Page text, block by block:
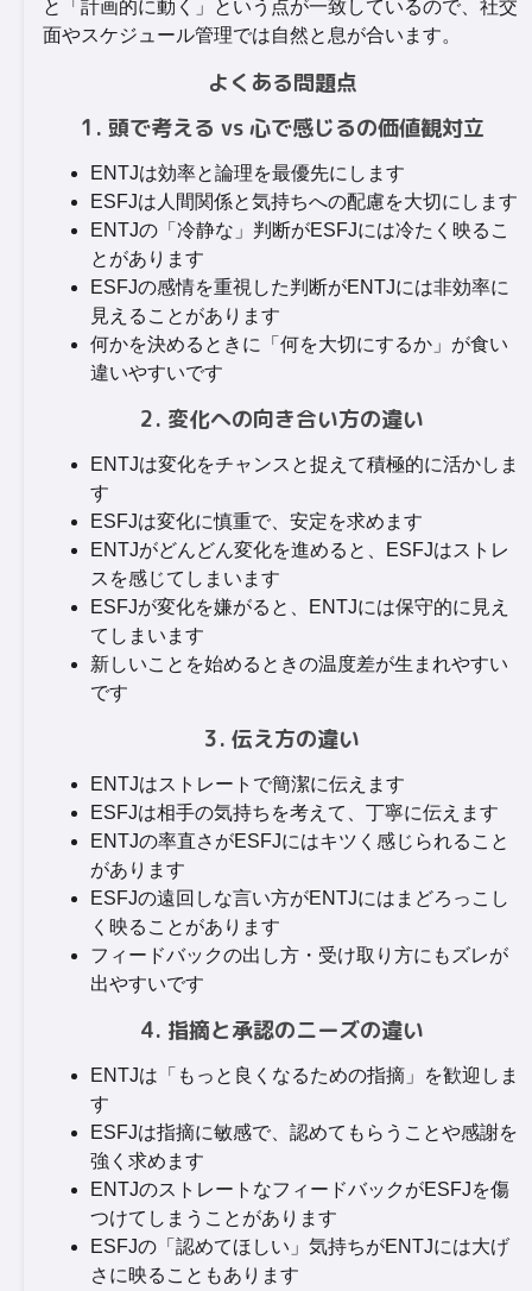
と「計画的に動く」という点が一致しているので、社交
面やスケジュール管理では自然と息が合います。
よくある問題点
1. 頭で考える vs 心で感じるの価値観対立
ENTJは効率と論理を最優先にします
ESFJは人間関係と気持ちへの配慮を大切にします
ENTJの「冷静な」判断がESFJには冷たく映るこ
とがあります
ESFJの感情を重視した判断がENTJには非効率に
見えることがあります
何かを決めるときに「何を大切にするか」が食い
違いやすいです
2. 変化への向き合い方の違い
ENTJは変化をチャンスと捉えて積極的に活かしま
す
ESFJは変化に慎重で、安定を求めます
ENTJがどんどん変化を進めると、ESFJはストレ
スを感じてしまいます
ESFJが変化を嫌がると、ENTJには保守的に見え
てしまいます
新しいことを始めるときの温度差が生まれやすい
です
3. 伝え方の違い
ENTJはストレートで簡潔に伝えます
ESFJは相手の気持ちを考えて、丁寧に伝えます
ENTJの率直さがESFJにはキツく感じられること
があります
ESFJの遠回しな言い方がENTJにはまどろっこし
く映ることがあります
フィードバックの出し方・受け取り方にもズレが
出やすいです
4. 指摘と承認のニーズの違い
ENTJは「もっと良くなるための指摘」を歓迎しま
す
ESFJは指摘に敏感で、認めてもらうことや感謝を
強く求めます
ENTJのストレートなフィードバックがESFJを傷
つけてしまうことがあります
ESFJの「認めてほしい」気持ちがENTJには大げ
さに映ることもあります